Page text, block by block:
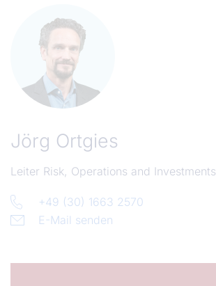
Jörg Ortgies
Leiter Risk, Operations and Investments
+49 (30) 1663 2570
E-Mail senden